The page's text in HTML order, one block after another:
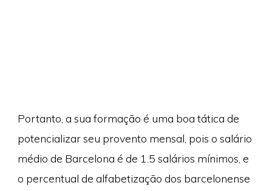
Portanto, a sua formação é uma boa tática de
potencializar seu provento mensal, pois o salário
médio de Barcelona é de 1.5 salários mínimos, e
o percentual de alfabetização dos barcelonense